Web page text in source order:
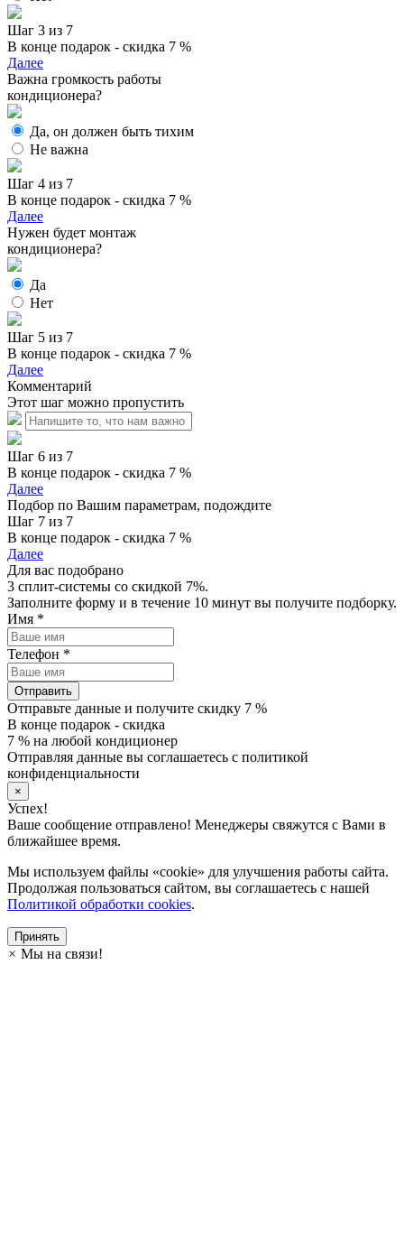
Шаг 3 из 7
В конце подарок - скидка 7 %
Далее
Важна громкость работы
кондиционера?
Да, он должен быть тихим
Не важна
Шаг 4 из 7
В конце подарок - скидка 7 %
Далее
Нужен будет монтаж
кондиционера?
Да
Нет
Шаг 5 из 7
В конце подарок - скидка 7 %
Далее
Комментарий
Этот шаг можно пропустить
Шаг 6 из 7
В конце подарок - скидка 7 %
Далее
Подбор по Вашим параметрам, подождите
Шаг 7 из 7
В конце подарок - скидка 7 %
Далее
Для вас подобрано
3 сплит-системы со скидкой 7%.
Заполните форму и в течение 10 минут вы получите подборку.
Имя *
Телефон *
Отправить
Отправьте данные и получите скидку 7 %
В конце подарок - скидка
7 % на любой кондиционер
Отправляя данные вы соглашаетесь с политикой
конфиденциальности
×
Успех!
Ваше сообщение отправлено! Менеджеры свяжутся с Вами в
ближайшее время.
Мы используем файлы «cookie» для улучшения работы сайта.
Продолжая пользоваться сайтом, вы соглашаетесь с нашей
Политикой обработки cookies.
Принять
× Мы на связи!